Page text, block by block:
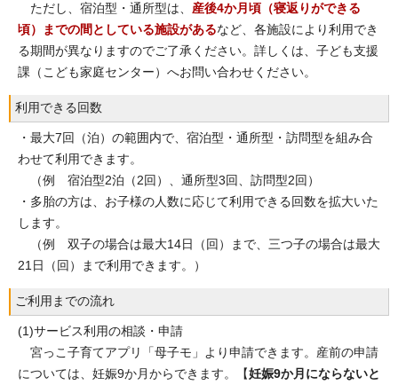
ただし、宿泊型・通所型は、 産後4か月頃（寝返りができる
頃）までの間としている施設があるなど、各施設により利用でき
る期間が異なりますのでご了承ください。詳しくは、子ども支援
課（こども家庭センター）へお問い合わせください。
利用できる回数
・最大7回（泊）の範囲内で、宿泊型・通所型・訪問型を組み合
わせて利用できます。
（例 宿泊型2泊（2回）、通所型3回、訪問型2回）
・多胎の方は、お子様の人数に応じて利用できる回数を拡大いた
します。
（例 双子の場合は最大14日（回）まで、三つ子の場合は最大
21日（回）まで利用できます。）
ご利用までの流れ
(1)サービス利用の相談・申請
宮っこ子育てアプリ「母子モ」より申請できます。産前の申請
については、妊娠9か月からできます。【妊娠9か月にならないと